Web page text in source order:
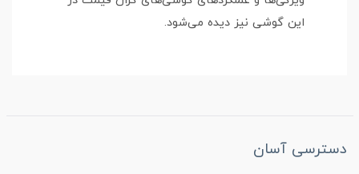
این گوشی نیز دیده می‌شود.
دسترسی آسان